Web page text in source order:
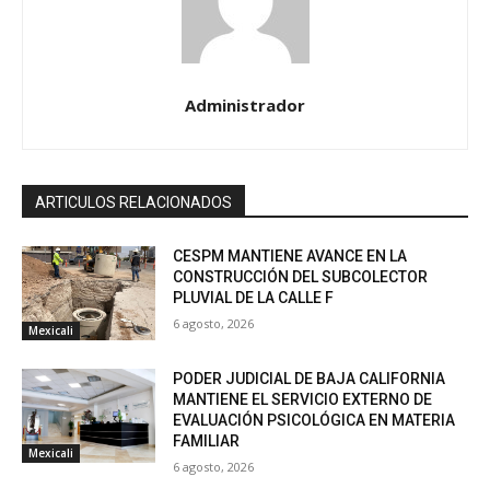
Administrador
ARTICULOS RELACIONADOS
Mexicali
CESPM MANTIENE AVANCE EN LA
CONSTRUCCIÓN DEL SUBCOLECTOR
PLUVIAL DE LA CALLE F
6 agosto, 2026
Mexicali
PODER JUDICIAL DE BAJA CALIFORNIA
MANTIENE EL SERVICIO EXTERNO DE
EVALUACIÓN PSICOLÓGICA EN MATERIA
FAMILIAR
6 agosto, 2026